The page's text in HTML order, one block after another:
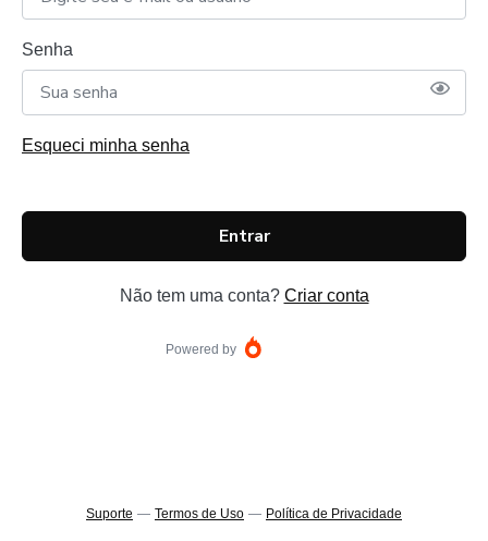
Senha
Esqueci minha senha
Entrar
Não tem uma conta? Criar conta
Powered by
Suporte — Termos de Uso — Política de Privacidade